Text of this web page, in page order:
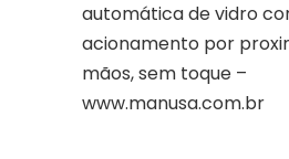
automática de vidro
acionamento por
mãos, sem toque –
www.manusa.com.br